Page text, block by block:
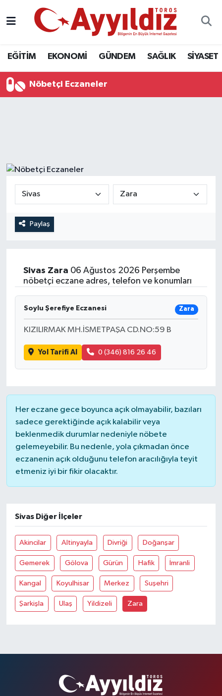
EĞİTİM EKONOMİ GÜNDEM SAĞLIK SİYASET
Nöbetçi Eczaneler
Paylaş
Sivas Zara 06 Ağustos 2026 Perşembe
nöbetçi eczane adres, telefon ve konumları
Soylu Şerefiye Eczanesi Zara
KIZILIRMAK MH.İSMETPAŞA CD.NO:59 B
Yol Tarifi Al 0 (346) 816 26 46
Her eczane gece boyunca açık olmayabilir, bazıları
sadece gerektiğinde açık kalabilir veya
beklenmedik durumlar nedeniyle nöbete
gelemeyebilir. Bu nedenle, yola çıkmadan önce
eczanenin açık olduğunu telefon aracılığıyla teyit
etmeniz iyi bir fikir olacaktır.
Sivas Diğer İlçeler
Akincilar Altinyayla Divriği Doğanşar
Gemerek Gölova Gürün Hafik İmranli
Kangal Koyulhisar Merkez Suşehri
Şarkişla Ulaş Yildizeli Zara